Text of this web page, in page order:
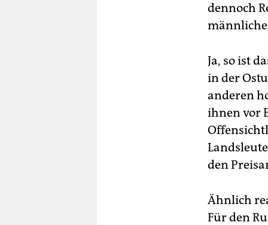
dennoch
Ja, so ist
in der
anderen
ihnen vor
den
Ähnlich
Für den